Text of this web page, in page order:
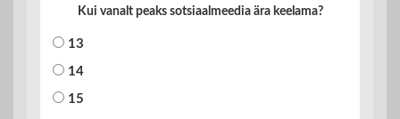
Kui vanalt peaks sotsiaalmeedia ära keelama?
13
14
15